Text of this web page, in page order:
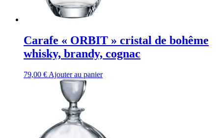
Carafe « ORBIT » cristal de bohême
whisky, brandy, cognac
79,00 € Ajouter au panier